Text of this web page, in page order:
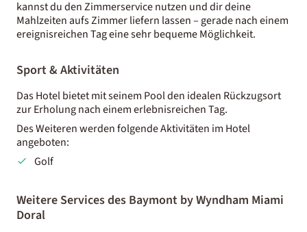
kannst du den Zimmerservice nutzen und dir deine
Mahlzeiten aufs Zimmer liefern lassen – gerade nach einem
ereignisreichen Tag eine sehr bequeme Möglichkeit.
Sport & Aktivitäten
Das Hotel bietet mit seinem Pool den idealen Rückzugsort
zur Erholung nach einem erlebnisreichen Tag.
Des Weiteren werden folgende Aktivitäten im Hotel
angeboten:
Golf
Weitere Services des Baymont by Wyndham Miami
Doral